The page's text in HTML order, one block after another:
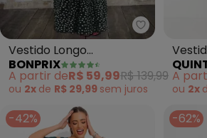
bonprix -
Vestido Longo
Estampado (Poá Preto)
BONPRIX
A partir deR$ 59,99R$ 139,99
ou 2x de R$ 29,99 sem juros
A
ou 2x
-42% -62%